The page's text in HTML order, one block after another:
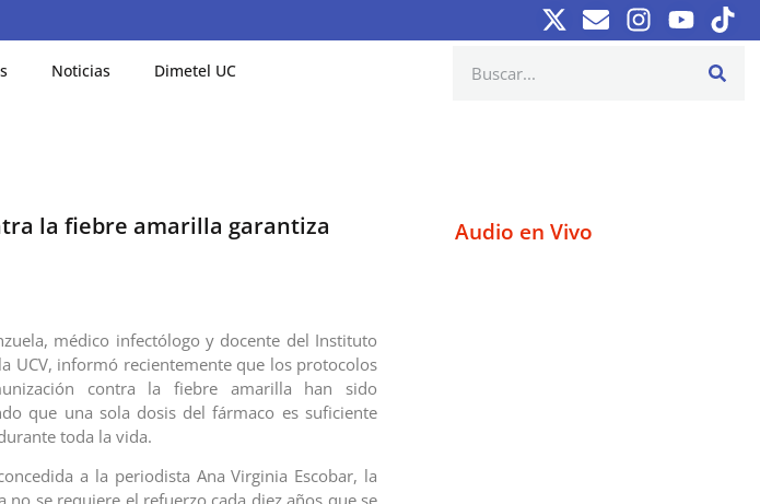
Noticias Dimetel UC
la fiebre amarilla garantiza
médico infectólogo y docente del Instituto
UCV, informó recientemente que los protocolos
contra la fiebre amarilla han sido
que una sola dosis del fármaco es suficiente
toda la vida.
a la periodista Ana Virginia Escobar, la
Audio en Vivo